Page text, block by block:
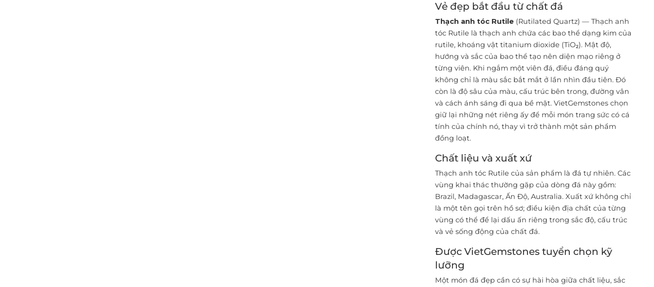
Vẻ đẹp bắt đầu từ chất đá
Thạch anh tóc Rutile (Rutilated Quartz) — Thạch anh
tóc Rutile là thạch anh chứa các bao thể dạng kim của
rutile, khoáng vật titanium dioxide (TiO₂). Mật độ,
hướng và sắc của bao thể tạo nên diện mạo riêng ở
từng viên. Khi ngắm một viên đá, điều đáng quý
không chỉ là màu sắc bắt mắt ở lần nhìn đầu tiên. Đó
còn là độ sâu của màu, cấu trúc bên trong, đường vân
và cách ánh sáng đi qua bề mặt. VietGemstones chọn
giữ lại những nét riêng ấy để mỗi món trang sức có cá
tính của chính nó, thay vì trở thành một sản phẩm
đồng loạt.
Chất liệu và xuất xứ
Thạch anh tóc Rutile của sản phẩm là đá tự nhiên. Các
vùng khai thác thường gặp của dòng đá này gồm:
Brazil, Madagascar, Ấn Độ, Australia. Xuất xứ không chỉ
là một tên gọi trên hồ sơ; điều kiện địa chất của từng
vùng có thể để lại dấu ấn riêng trong sắc độ, cấu trúc
và vẻ sống động của chất đá.
Được VietGemstones tuyển chọn kỹ
lưỡng
Một món đá đẹp cần có sự hài hòa giữa chất liệu, sắc